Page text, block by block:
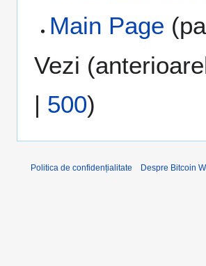
Main Page
Vezi (
| 500)
Politica de confidențialitate Despre Bitcoin